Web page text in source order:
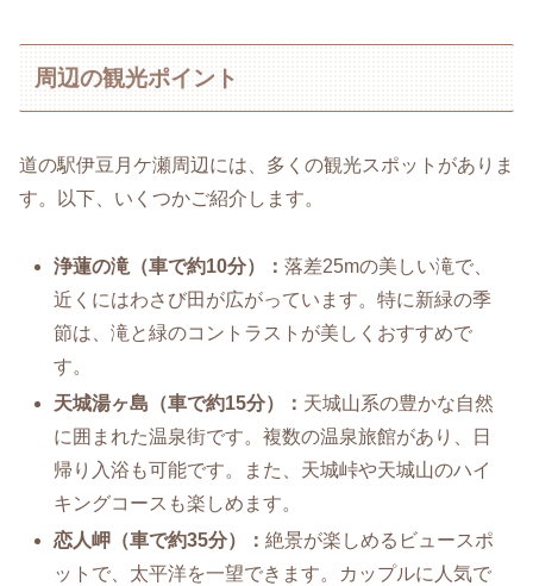
周辺の観光ポイント
道の駅伊豆月ケ瀬周辺には、多くの観光スポットがありま
す。以下、いくつかご紹介します。
浄蓮の滝（車で約10分）：落差25mの美しい滝で、
近くにはわさび田が広がっています。特に新緑の季
節は、滝と緑のコントラストが美しくおすすめで
す。
天城湯ヶ島（車で約15分）： 天城山系の豊かな自然
に囲まれた温泉街です。複数の温泉旅館があり、日
帰り入浴も可能です。また、天城峠や天城山のハイ
キングコースも楽しめます。
恋人岬（車で約35分）：絶景が楽しめるビュースポ
ットで、太平洋を一望できます。カップルに人気で